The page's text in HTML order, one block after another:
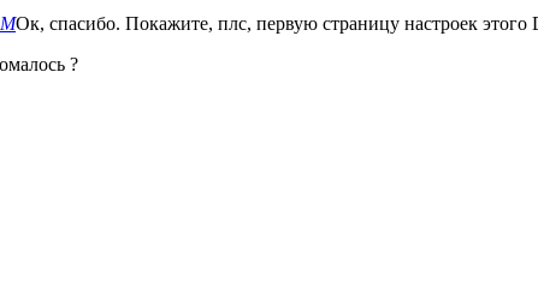
Ок, спасибо. Покажите, плс, первую страницу настроек этого
?